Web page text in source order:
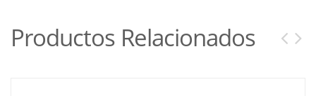
Productos Relacionados